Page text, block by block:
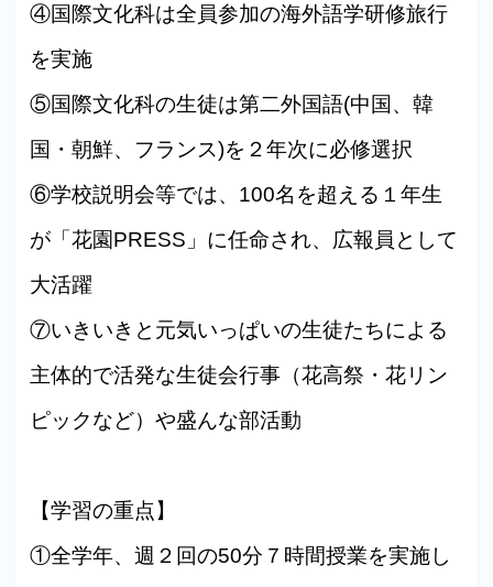
④国際文化科は全員参加の海外語学研修旅行
を実施
⑤国際文化科の生徒は第二外国語(中国、韓
国・朝鮮、フランス)を２年次に必修選択
⑥学校説明会等では、100名を超える１年生
が「花園PRESS」に任命され、広報員として
大活躍
⑦いきいきと元気いっぱいの生徒たちによる
主体的で活発な生徒会行事（花高祭・花リン
ピックなど）や盛んな部活動
【学習の重点】
①全学年、週２回の50分７時間授業を実施し